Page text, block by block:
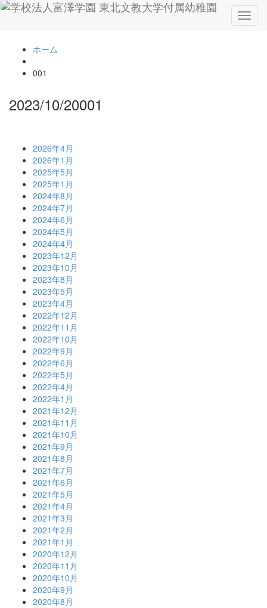
ホーム
001
2023/10/20001
2026年4月
2026年1月
2025年5月
2025年1月
2024年8月
2024年7月
2024年6月
2024年5月
2024年4月
2023年12月
2023年10月
2023年8月
2023年5月
2023年4月
2022年12月
2022年11月
2022年10月
2022年9月
2022年6月
2022年5月
2022年4月
2022年1月
2021年12月
2021年11月
2021年10月
2021年9月
2021年8月
2021年7月
2021年6月
2021年5月
2021年4月
2021年3月
2021年2月
2021年1月
2020年12月
2020年11月
2020年10月
2020年9月
2020年8月